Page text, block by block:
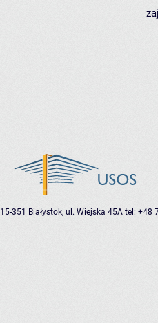
15-351 Białystok, ul. Wiejska 45A tel: +48